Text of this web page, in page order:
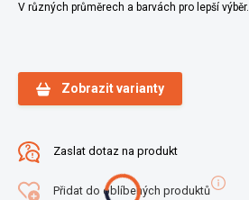
V různých průměrech a barvách pro lepší výběr.
Zobrazit varianty
Zaslat dotaz na produkt
Přidat do oblíbených produktů